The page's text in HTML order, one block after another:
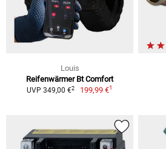
Louis
Reifenwärmer Bt Comfort
UVP 349,00 €2 199,99 €1